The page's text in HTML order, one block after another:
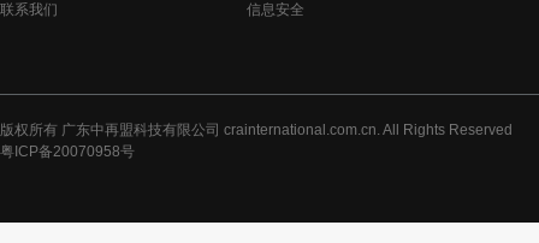
联系我们
信息安全
版权所有 广东中再盟科技有限公司 crainternational.com.cn. All Rights Reserved
粤ICP备20070958号